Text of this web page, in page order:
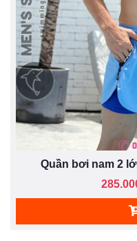
Quần bơi nam 2